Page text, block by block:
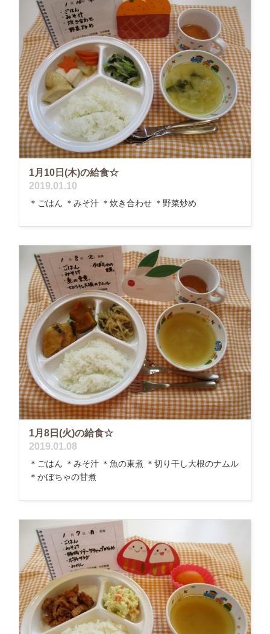
1月10日(木)の給食☆
2019.01.10
＊ごはん ＊みそ汁 ＊炊き合わせ ＊野菜炒め
1月8日(火)の給食☆
2019.01.08
＊ごはん ＊みそ汁 ＊魚の東煮 ＊切り干し大根のナムル
＊かぼちゃの甘煮